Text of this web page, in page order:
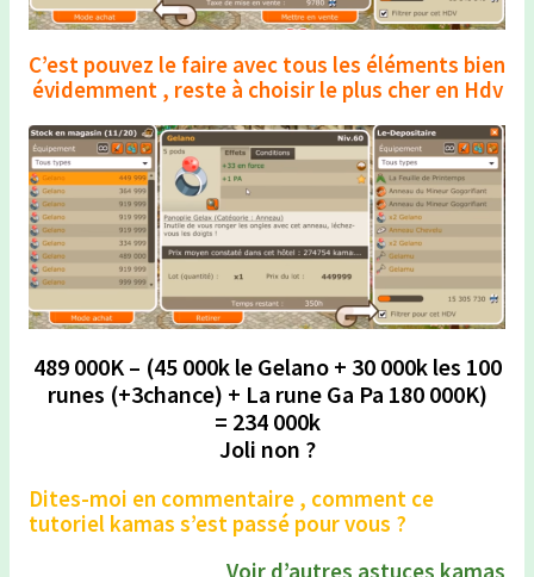
C’est pouvez le faire avec tous les éléments bien
évidemment , reste à choisir le plus cher en Hdv
489 000K – (45 000k le Gelano + 30 000k les 100
runes (+3chance) + La rune Ga Pa 180 000K)
= 234 000k
Joli non ?
Dites-moi en commentaire , comment ce
tutoriel kamas s’est passé pour vous ?
Voir d’autres astuces kamas